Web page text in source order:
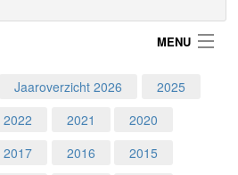
MENU
Jaaroverzicht 2026
2025
2022 2021
2020
2017 2016
2015